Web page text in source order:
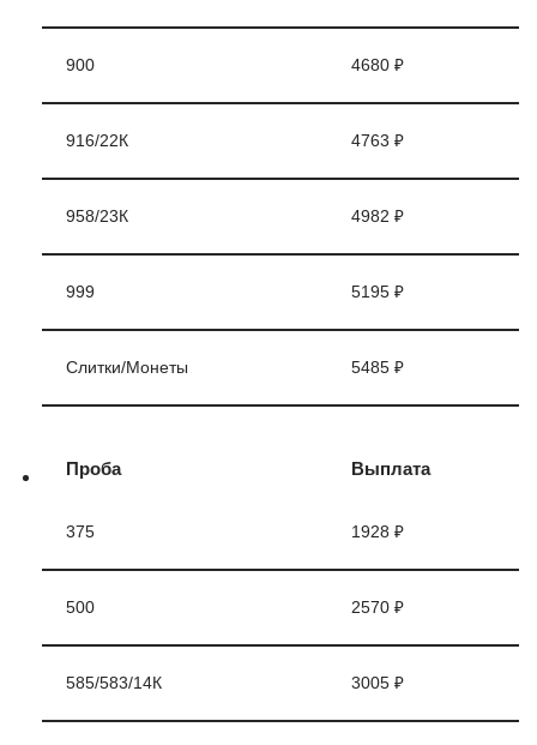
900 4680 ₽
916/22К 4763 ₽
958/23К 4982 ₽
999 5195 ₽
Слитки/Монеты 5485 ₽
Проба Выплата
375 1928 ₽
500 2570 ₽
585/583/14К 3005 ₽